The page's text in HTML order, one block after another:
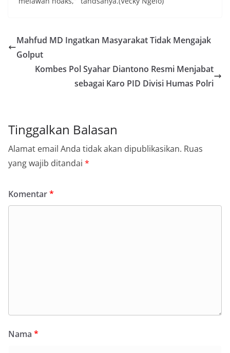
Mahfud MD Ingatkan Masyarakat Tidak Mengajak
Golput
Kombes Pol Syahar Diantono Resmi Menjabat
sebagai Karo PID Divisi Humas Polri
Tinggalkan Balasan
Alamat email Anda tidak akan dipublikasikan. Ruas
yang wajib ditandai *
Komentar*
Nama *